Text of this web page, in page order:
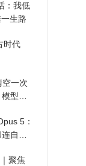
：我低
生路
时代
一次
型自
5：
自己
聚焦